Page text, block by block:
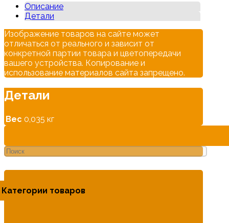
Описание
Детали
Изображение товаров на сайте может
отличаться от реального и зависит от
конкретной партии товара и цветопередачи
вашего устройства. Копирование и
использование материалов сайта запрещено.
Детали
Вес 0,035 кг
Категории товаров